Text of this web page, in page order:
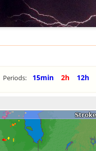
Periods: 15min 2h 12h